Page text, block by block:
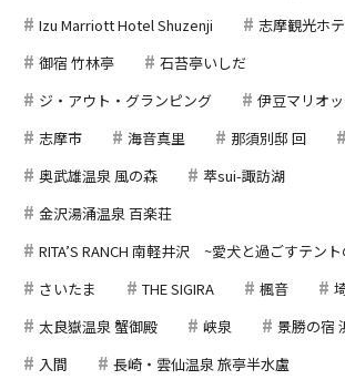
Izu Marriott Hotel Shuzenji
志摩観光ホ
御宿 竹林亭
石苔亭いしだ
ジ・アウト・グランピング
伊豆マリオ
志摩市
海音真里 那須別邸 回
奥武雄温泉 風の森
萃sui-諏訪湖
金沢湯涌温泉 百楽荘
RITA’S RANCH 南軽井沢 ~愛犬と過ごすテン
さいたま
THE SIGIRA 楓音
太良嶽温泉 蟹御殿
峡泉
景勝の宿
入間
長崎・雲仙温泉 旅亭半水盧